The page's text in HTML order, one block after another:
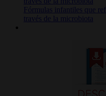
Fórmulas infantiles que
través de la microbiota